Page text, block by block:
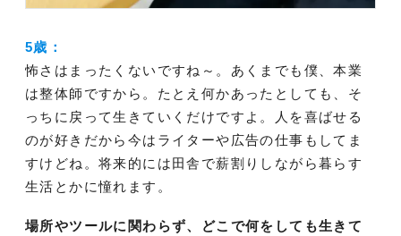
5歳：
怖さはまったくないですね～。あくまでも僕、本業
は整体師ですから。たとえ何かあったとしても、そ
っちに戻って生きていくだけですよ。人を喜ばせる
のが好きだから今はライターや広告の仕事もしてま
すけどね。将来的には田舎で薪割りしながら暮らす
生活とかに憧れます。
場所やツールに関わらず、どこで何をしても生きて